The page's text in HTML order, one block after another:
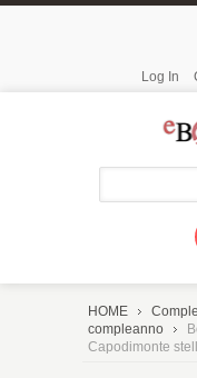
Log In
HOME
compleanno
Capodimonte